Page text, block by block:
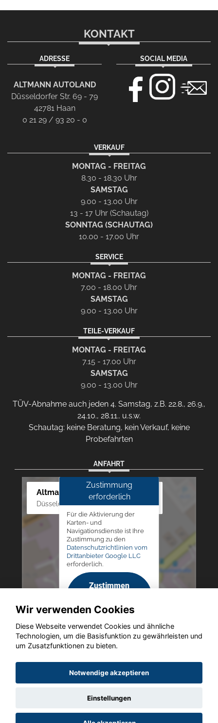
KONTAKT
ADRESSE
ALTMANN AUTOLAND
Düsseldorfer Str. 69 - 79
42781 Haan
0 21 29 / 93 20 - 0
SOCIAL MEDIA
VERKAUF
MONTAG - FREITAG
8.30 - 18.30 Uhr
SAMSTAG
9.00 - 13.00 Uhr
13 - 17 Uhr (Schautag)
SONNTAG (SCHAUTAG)
10.00 - 17.00 Uhr
SERVICE
MONTAG - FREITAG
7.00 - 18.00 Uhr
SAMSTAG
9.00 - 13.00 Uhr
TEILE-VERKAUF
MONTAG - FREITAG
7.15 - 17.00 Uhr
SAMSTAG
9.00 - 13.00 Uhr
TÜV-Abnahme auch jeden 4. Samstag, z.B. 22.8., 26.9.,
24.10., 28.11.. u.s.w.
Schautag: keine Beratung, kein Verkauf, keine
Probefahrten
ANFAHRT
Altmann Autoland
Düsseldorfer Str. 69 - 79, 42781 Haan
Zustimmung
erforderlich
Für die Aktivierung der
Karten- und
Navigationsdienste ist Ihre
Zustimmung zu den
Datenschutzrichtlinien vom
Drittanbieter Google LLC
erforderlich.
Zustimmen
aktivieren
Copyright © 2026. Altmann Autoland
Datenschutz Impressum AGB
Wir verwenden Cookies
Diese Webseite verwendet Cookies und ähnliche
Technologien, um die Basisfunktion zu gewährleisten und
um Zusatzfunktionen zu bieten.
Notwendige akzeptieren
Einstellungen